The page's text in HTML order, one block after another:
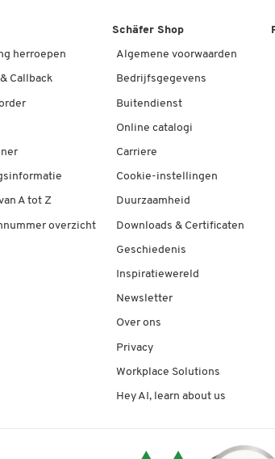
herroepen
Callback
A tot Z
overzicht
Schäfer Shop
Algemene voorwaarden
Bedrijfsgegevens
Buitendienst
Online catalogi
Carriere
Cookie-instellingen
Duurzaamheid
Downloads & Certificaten
Geschiedenis
Inspiratiewereld
Newsletter
Over ons
Privacy
Workplace Solutions
Hey AI, learn about us